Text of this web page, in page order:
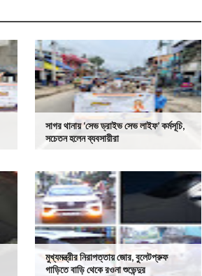
সাগর থানায় ‘সেভ ড্রাইভ সেভ লাইফ’ কর্মসূচি,
সচেতন হলেন ব্যবসায়ীরা
মুখ্যমন্ত্রীর নিরাপত্তায় জোর, বুলেটপ্রুফ
গাড়িতে বাড়ি থেকে রওনা শুভেন্দুর